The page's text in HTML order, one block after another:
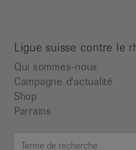
Ligue suisse contre le
Qui sommes-nous
Campagne d'actualité
Shop
Parrains
Terme